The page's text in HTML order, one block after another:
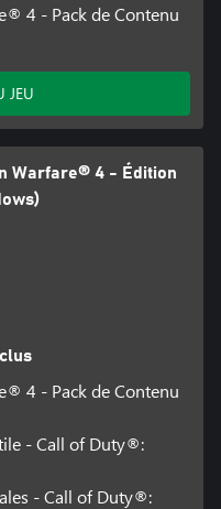
4 - Pack de Contenu
JEU
Warfare® 4 - Édition
4 - Pack de Contenu
- Call of Duty®:
- Call of Duty®: